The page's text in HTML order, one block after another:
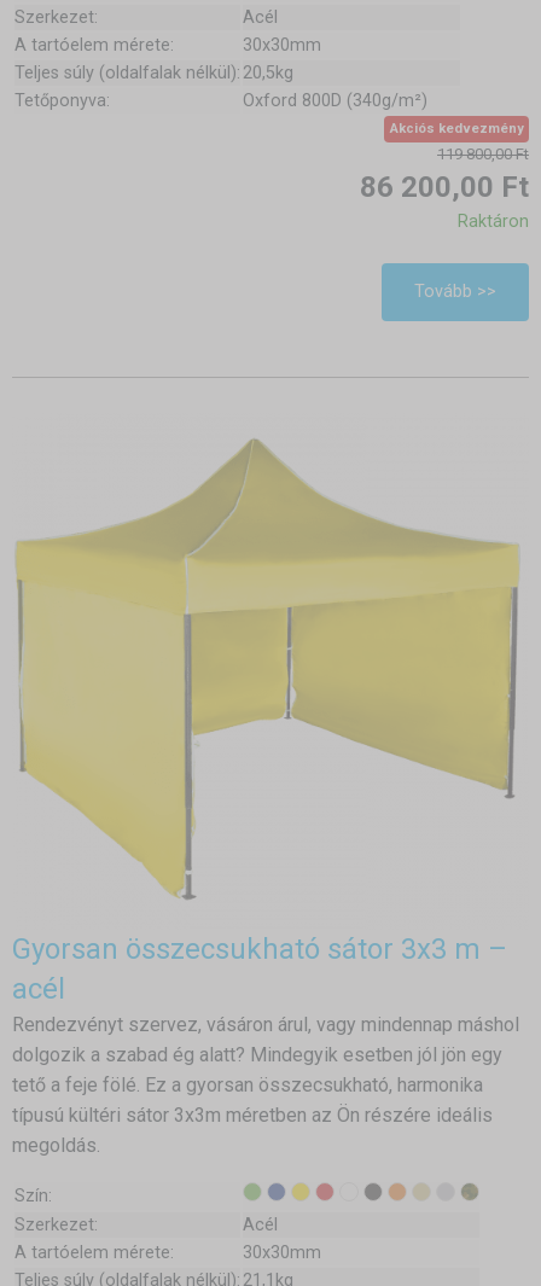
Szerkezet:
Acél
A tartóelem mérete:
30x30mm
Teljes súly (oldalfalak nélkül): 20,5kg
Tetőponyva:
Oxford 800D (340g/m²)
Akciós kedvezmény
119 800,00 Ft
86 200,00 Ft
Raktáron
Tovább >>
Gyorsan összecsukható sátor 3x3 m –
acél
Rendezvényt szervez, vásáron árul, vagy mindennap máshol
dolgozik a szabad ég alatt? Mindegyik esetben jól jön egy
tető a feje fölé. Ez a gyorsan összecsukható, harmonika
típusú kültéri sátor 3x3m méretben az Ön részére ideális
megoldás.
Szín:
Szerkezet:
Acél
A tartóelem mérete:
30x30mm
Teljes súly (oldalfalak nélkül): 21,1kg